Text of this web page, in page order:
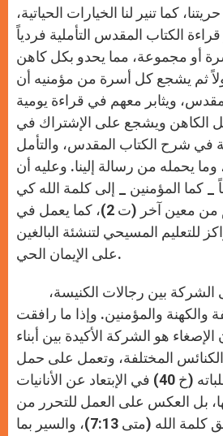
كما تنير لنا الخيارات الحياتية،
قراءة الكتاب المقدس التأملية فردياً
أو مجموعة، مما يحدو بكل كاهن
ثم يشجع كل أسرة من مؤمنيه أن
ويثابر معهم في قراءة يومية
الكاهن ويشجع على الإشتراك في
في شرح الكتاب المقدس، والتأمل
يحمله من رسالة إلينا. وعليه أن
كما المؤمنين _ إلى كلمة الله كي
لا يحاولوا ري ظمأهم من معين آخر (ت 2)، كما يعمل في
للتعليم المسيحي لتنشئة البالغين
على الإيمان الحي.
والكهنة والمؤمنين. وإذا ما رافقت
هو الشركة الأكيدة بين أبناء
المختلفة، وتعمل على حمل
رسالة الإنجيل ومتطلباته (خ 40) في الإبتعاد عن الأنانيات
بل العكس على العمل للتحرر من
هذه الأشواك التي تخنق كلمة الله (متى 7:13)، والسير بما